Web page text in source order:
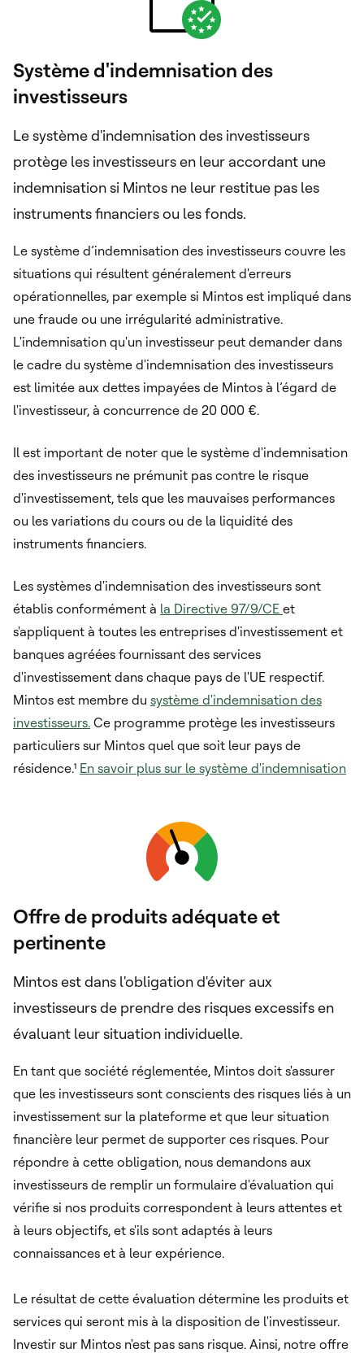
Système d'indemnisation des
investisseurs
Le système d'indemnisation des investisseurs
protège les investisseurs en leur accordant une
indemnisation si Mintos ne leur restitue pas les
instruments financiers ou les fonds.
Le système d’indemnisation des investisseurs couvre les
situations qui résultent généralement d'erreurs
opérationnelles, par exemple si Mintos est impliqué dans
une fraude ou une irrégularité administrative.
L'indemnisation qu'un investisseur peut demander dans
le cadre du système d'indemnisation des investisseurs
est limitée aux dettes impayées de Mintos à l’égard de
l'investisseur, à concurrence de 20 000 €.
Il est important de noter que le système d'indemnisation
des investisseurs ne prémunit pas contre le risque
d'investissement, tels que les mauvaises performances
ou les variations du cours ou de la liquidité des
instruments financiers.
Les systèmes d'indemnisation des investisseurs sont
établis conformément à la Directive 97/9/CE et
s'appliquent à toutes les entreprises d'investissement et
banques agréées fournissant des services
d'investissement dans chaque pays de l'UE respectif.
Mintos est membre du système d'indemnisation des
investisseurs. Ce programme protège les investisseurs
particuliers sur Mintos quel que soit leur pays de
résidence.¹ En savoir plus sur le système d'indemnisation
Offre de produits adéquate et
pertinente
Mintos est dans l'obligation d'éviter aux
investisseurs de prendre des risques excessifs en
évaluant leur situation individuelle.
En tant que société réglementée, Mintos doit s'assurer
que les investisseurs sont conscients des risques liés à un
investissement sur la plateforme et que leur situation
financière leur permet de supporter ces risques. Pour
répondre à cette obligation, nous demandons aux
investisseurs de remplir un formulaire d'évaluation qui
vérifie si nos produits correspondent à leurs attentes et
à leurs objectifs, et s'ils sont adaptés à leurs
connaissances et à leur expérience.
Le résultat de cette évaluation détermine les produits et
services qui seront mis à la disposition de l'investisseur.
Investir sur Mintos n'est pas sans risque. Ainsi, notre offre